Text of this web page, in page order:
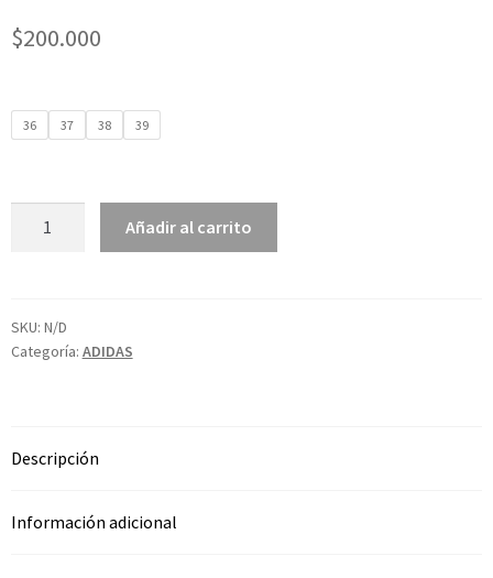
$200.000
36 37 38 39
Añadir al carrito
SKU: N/D
Categoría: ADIDAS
Descripción
Información adicional